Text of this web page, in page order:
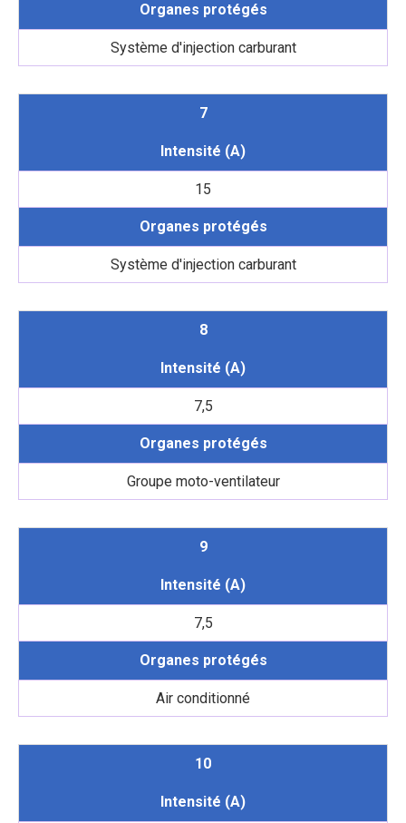
Organes protégés
Système d'injection carburant
7
Intensité (A)
15
Organes protégés
Système d'injection carburant
8
Intensité (A)
7,5
Organes protégés
Groupe moto-ventilateur
9
Intensité (A)
7,5
Organes protégés
Air conditionné
10
Intensité (A)